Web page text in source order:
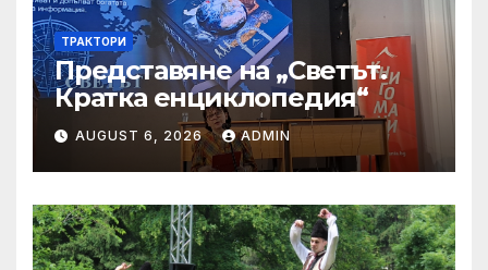
ТРАКТОРИ
Представяне на „Светът.
Кратка енциклопедия“
AUGUST 6, 2026 ADMIN